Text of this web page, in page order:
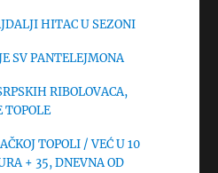
HITAC U SEZONI
SV PANTELEJMONA
RIBOLOVACA,
TOPOLE
TOPOLI / VEĆ U 10
+ 35, DNEVNA OD